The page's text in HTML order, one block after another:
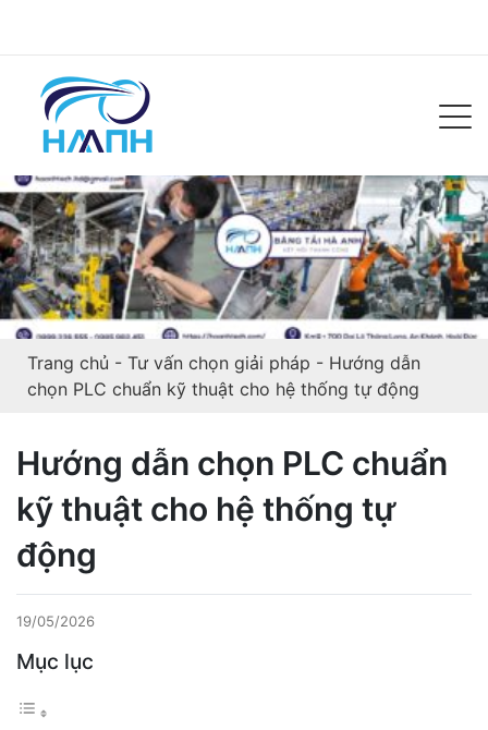
Trang chủ - Tư vấn chọn giải pháp - Hướng dẫn
chọn PLC chuẩn kỹ thuật cho hệ thống tự động
Hướng dẫn chọn PLC chuẩn
kỹ thuật cho hệ thống tự
động
19/05/2026
Mục lục